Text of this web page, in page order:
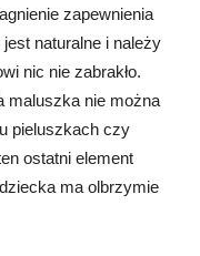
zapewnienia
naturalne i należy
nic nie zabrakło.
maluszka nie można
pieluszkach czy
ostatni element
ma olbrzymie